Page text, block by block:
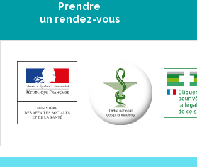
Prendre
un rendez-vous